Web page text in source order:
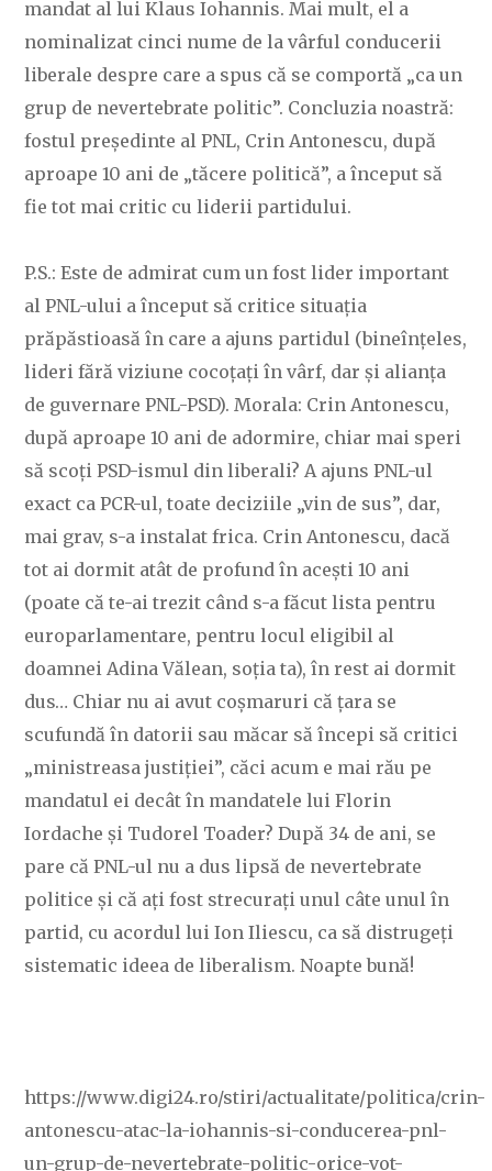
mandat al lui Klaus Iohannis. Mai mult, el a
nominalizat cinci nume de la vârful conducerii
liberale despre care a spus că se comportă „ca un
grup de nevertebrate politic”. Concluzia noastră:
fostul președinte al PNL, Crin Antonescu, după
aproape 10 ani de „tăcere politică”, a început să
fie tot mai critic cu liderii partidului.
P.S.: Este de admirat cum un fost lider important
al PNL-ului a început să critice situația
prăpăstioasă în care a ajuns partidul (bineînțeles,
lideri fără viziune cocoțați în vârf, dar și alianța
de guvernare PNL-PSD). Morala: Crin Antonescu,
după aproape 10 ani de adormire, chiar mai speri
să scoți PSD-ismul din liberali? A ajuns PNL-ul
exact ca PCR-ul, toate deciziile „vin de sus”, dar,
mai grav, s-a instalat frica. Crin Antonescu, dacă
tot ai dormit atât de profund în acești 10 ani
(poate că te-ai trezit când s-a făcut lista pentru
europarlamentare, pentru locul eligibil al
doamnei Adina Vălean, soția ta), în rest ai dormit
dus… Chiar nu ai avut coșmaruri că țara se
scufundă în datorii sau măcar să începi să critici
„ministreasa justiției”, căci acum e mai rău pe
mandatul ei decât în mandatele lui Florin
Iordache și Tudorel Toader? După 34 de ani, se
pare că PNL-ul nu a dus lipsă de nevertebrate
politice și că ați fost strecurați unul câte unul în
partid, cu acordul lui Ion Iliescu, ca să distrugeți
sistematic ideea de liberalism. Noapte bună!
https://www.digi24.ro/stiri/actualitate/politica/crin-
antonescu-atac-la-iohannis-si-conducerea-pnl-
un-grup-de-nevertebrate-politic-orice-vot-